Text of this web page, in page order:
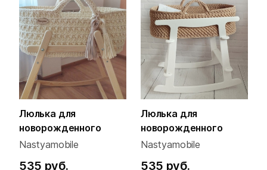
Люлька для
новорожденного
Nastyamobile
535 руб.
Люлька для
новорожденного
Nastyamobile
535 руб.